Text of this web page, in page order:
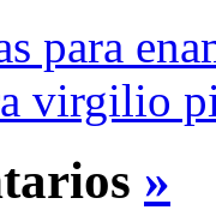
para
virgilio
»